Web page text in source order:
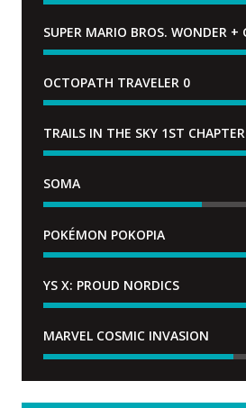
OCTOPATH TRAVELER 0
TRAILS IN THE SKY 1ST CHAPTER
SOMA
POKÉMON POKOPIA
YS X: PROUD NORDICS
MARVEL COSMIC INVASION